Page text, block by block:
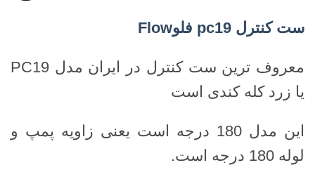
ست کنترل فلوFlow
معروف ترین ست کنترل در ایران مدل PC19
یا زرد کله کندی است
این مدل 180 درجه است یعنی زاویه پمپ و
لوله 180 درجه است.